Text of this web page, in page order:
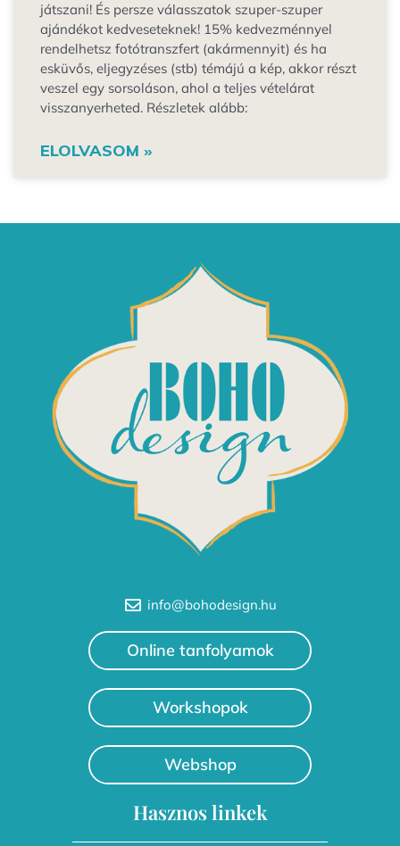
játszani! És persze válasszatok szuper-szuper
ajándékot kedveseteknek! 15% kedvezménnyel
rendelhetsz fotótranszfert (akármennyit) és ha
esküvős, eljegyzéses (stb) témájú a kép, akkor részt
veszel egy sorsoláson, ahol a teljes vételárat
visszanyerheted. Részletek alább:
ELOLVASOM »
info@bohodesign.hu
Online tanfolyamok
Workshopok
Webshop
Hasznos linkek